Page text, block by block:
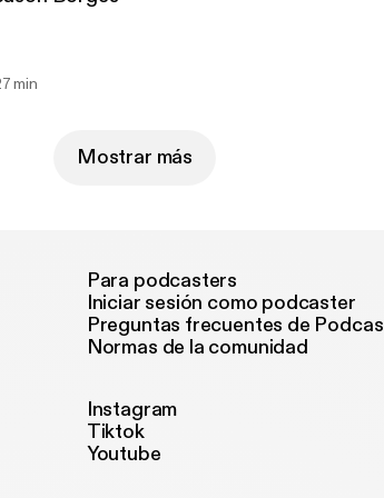
min
Mostrar más
Para podcasters
Iniciar sesión como podcaster
Preguntas frecuentes de
Normas de la comunidad
Instagram
Tiktok
Youtube